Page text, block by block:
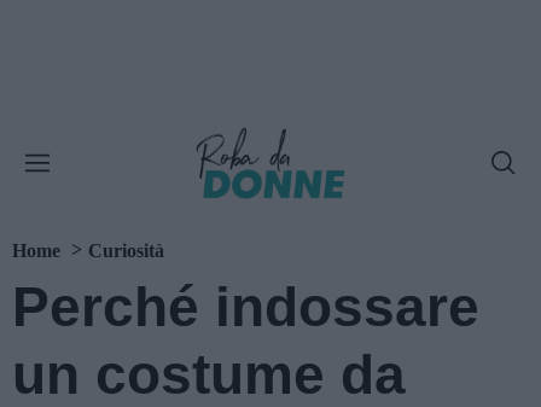
Home Curiosità
Perché indossare
un costume da